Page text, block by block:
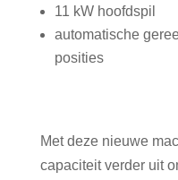
11 kW hoofdspil
automatische
posities
Met deze nieuwe
capaciteit verder uit